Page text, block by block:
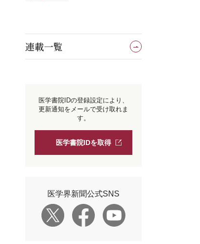
連載一覧
医学書院IDの登録設定により、
更新通知をメールで受け取れま
す。
医学書院IDを取得
医学界新聞公式SNS